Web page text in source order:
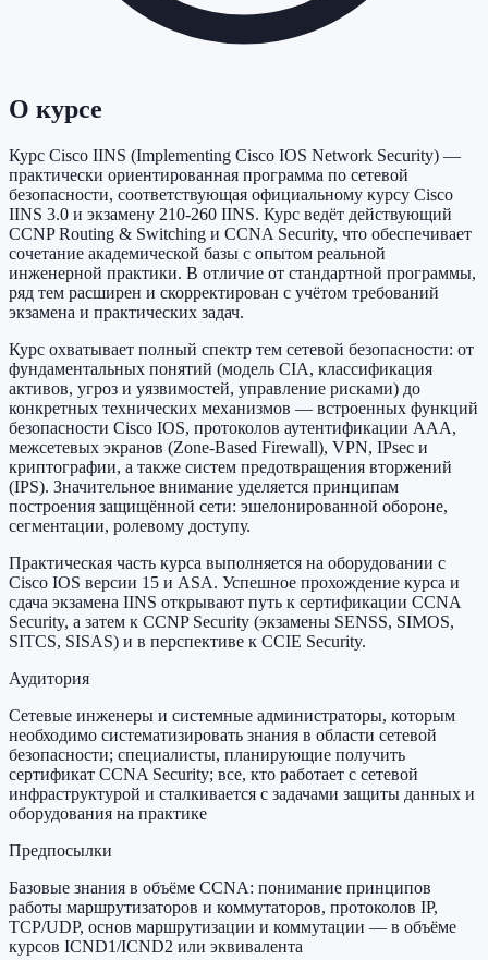
О курсе
Курс Cisco IINS (Implementing Cisco IOS Network Security) —
практически ориентированная программа по сетевой
безопасности, соответствующая официальному курсу Cisco
IINS 3.0 и экзамену 210-260 IINS. Курс ведёт действующий
CCNP Routing & Switching и CCNA Security, что обеспечивает
сочетание академической базы с опытом реальной
инженерной практики. В отличие от стандартной программы,
ряд тем расширен и скорректирован с учётом требований
экзамена и практических задач.
Курс охватывает полный спектр тем сетевой безопасности: от
фундаментальных понятий (модель CIA, классификация
активов, угроз и уязвимостей, управление рисками) до
конкретных технических механизмов — встроенных функций
безопасности Cisco IOS, протоколов аутентификации AAA,
межсетевых экранов (Zone-Based Firewall), VPN, IPsec и
криптографии, а также систем предотвращения вторжений
(IPS). Значительное внимание уделяется принципам
построения защищённой сети: эшелонированной обороне,
сегментации, ролевому доступу.
Практическая часть курса выполняется на оборудовании с
Cisco IOS версии 15 и ASA. Успешное прохождение курса и
сдача экзамена IINS открывают путь к сертификации CCNA
Security, а затем к CCNP Security (экзамены SENSS, SIMOS,
SITCS, SISAS) и в перспективе к CCIE Security.
Аудитория
Сетевые инженеры и системные администраторы, которым
необходимо систематизировать знания в области сетевой
безопасности; специалисты, планирующие получить
сертификат CCNA Security; все, кто работает с сетевой
инфраструктурой и сталкивается с задачами защиты данных и
оборудования на практике
Предпосылки
Базовые знания в объёме CCNA: понимание принципов
работы маршрутизаторов и коммутаторов, протоколов IP,
TCP/UDP, основ маршрутизации и коммутации — в объёме
курсов ICND1/ICND2 или эквивалента